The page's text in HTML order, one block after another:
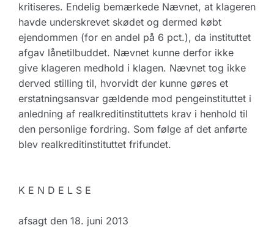
kritiseres. Endelig bemærkede Nævnet, at klageren
havde underskrevet skødet og dermed købt
ejendommen (for en andel på 6 pct.), da instituttet
afgav lånetilbuddet. Nævnet kunne derfor ikke
give klageren medhold i klagen. Nævnet tog ikke
derved stilling til, hvorvidt der kunne gøres et
erstatningsansvar gældende mod pengeinstituttet i
anledning af realkreditinstituttets krav i henhold til
den personlige fordring. Som følge af det anførte
blev realkreditinstituttet frifundet.
K E N D E L S E
afsagt den 18. juni 2013